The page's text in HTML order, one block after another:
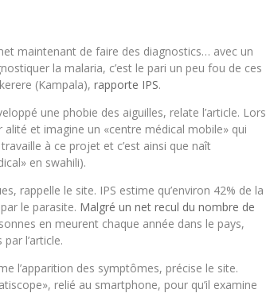
maintenant de faire des diagnostics… avec un
la malaria, c’est le pari un peu fou de ces
(Kampala), rapporte IPS.
une phobie des aiguilles, relate l’article. Lors
et imagine un «centre médical mobile» qui
à ce projet et c’est ainsi que naît
en swahili).
rappelle le site. IPS estime qu’environ 42% de la
le parasite. Malgré un net recul du nombre de
en meurent chaque année dans le pays,
par l’article.
l’apparition des symptômes, précise le site.
relié au smartphone, pour qu’il examine